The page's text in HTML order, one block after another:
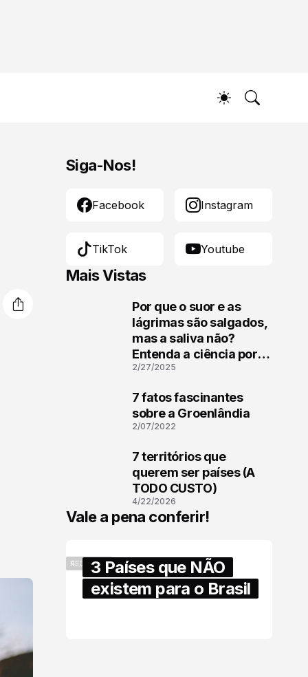
Siga-Nos!
Facebook Instagram
TikTok Youtube
Mais Vistas
Por que o suor e as
lágrimas são salgados,
mas a saliva não?
Entenda a ciência por
trás
2/27/2025
7 fatos fascinantes
sobre a Groenlândia
2/07/2022
7 territórios que
querem ser países (A
TODO CUSTO)
4/22/2026
Vale a pena conferir!
RECENTES3 Países que NÃO
existem para o Brasil